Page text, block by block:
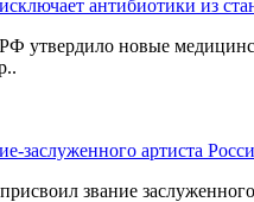
антибиотики из
утвердило новые
заслуженного артиста
звание